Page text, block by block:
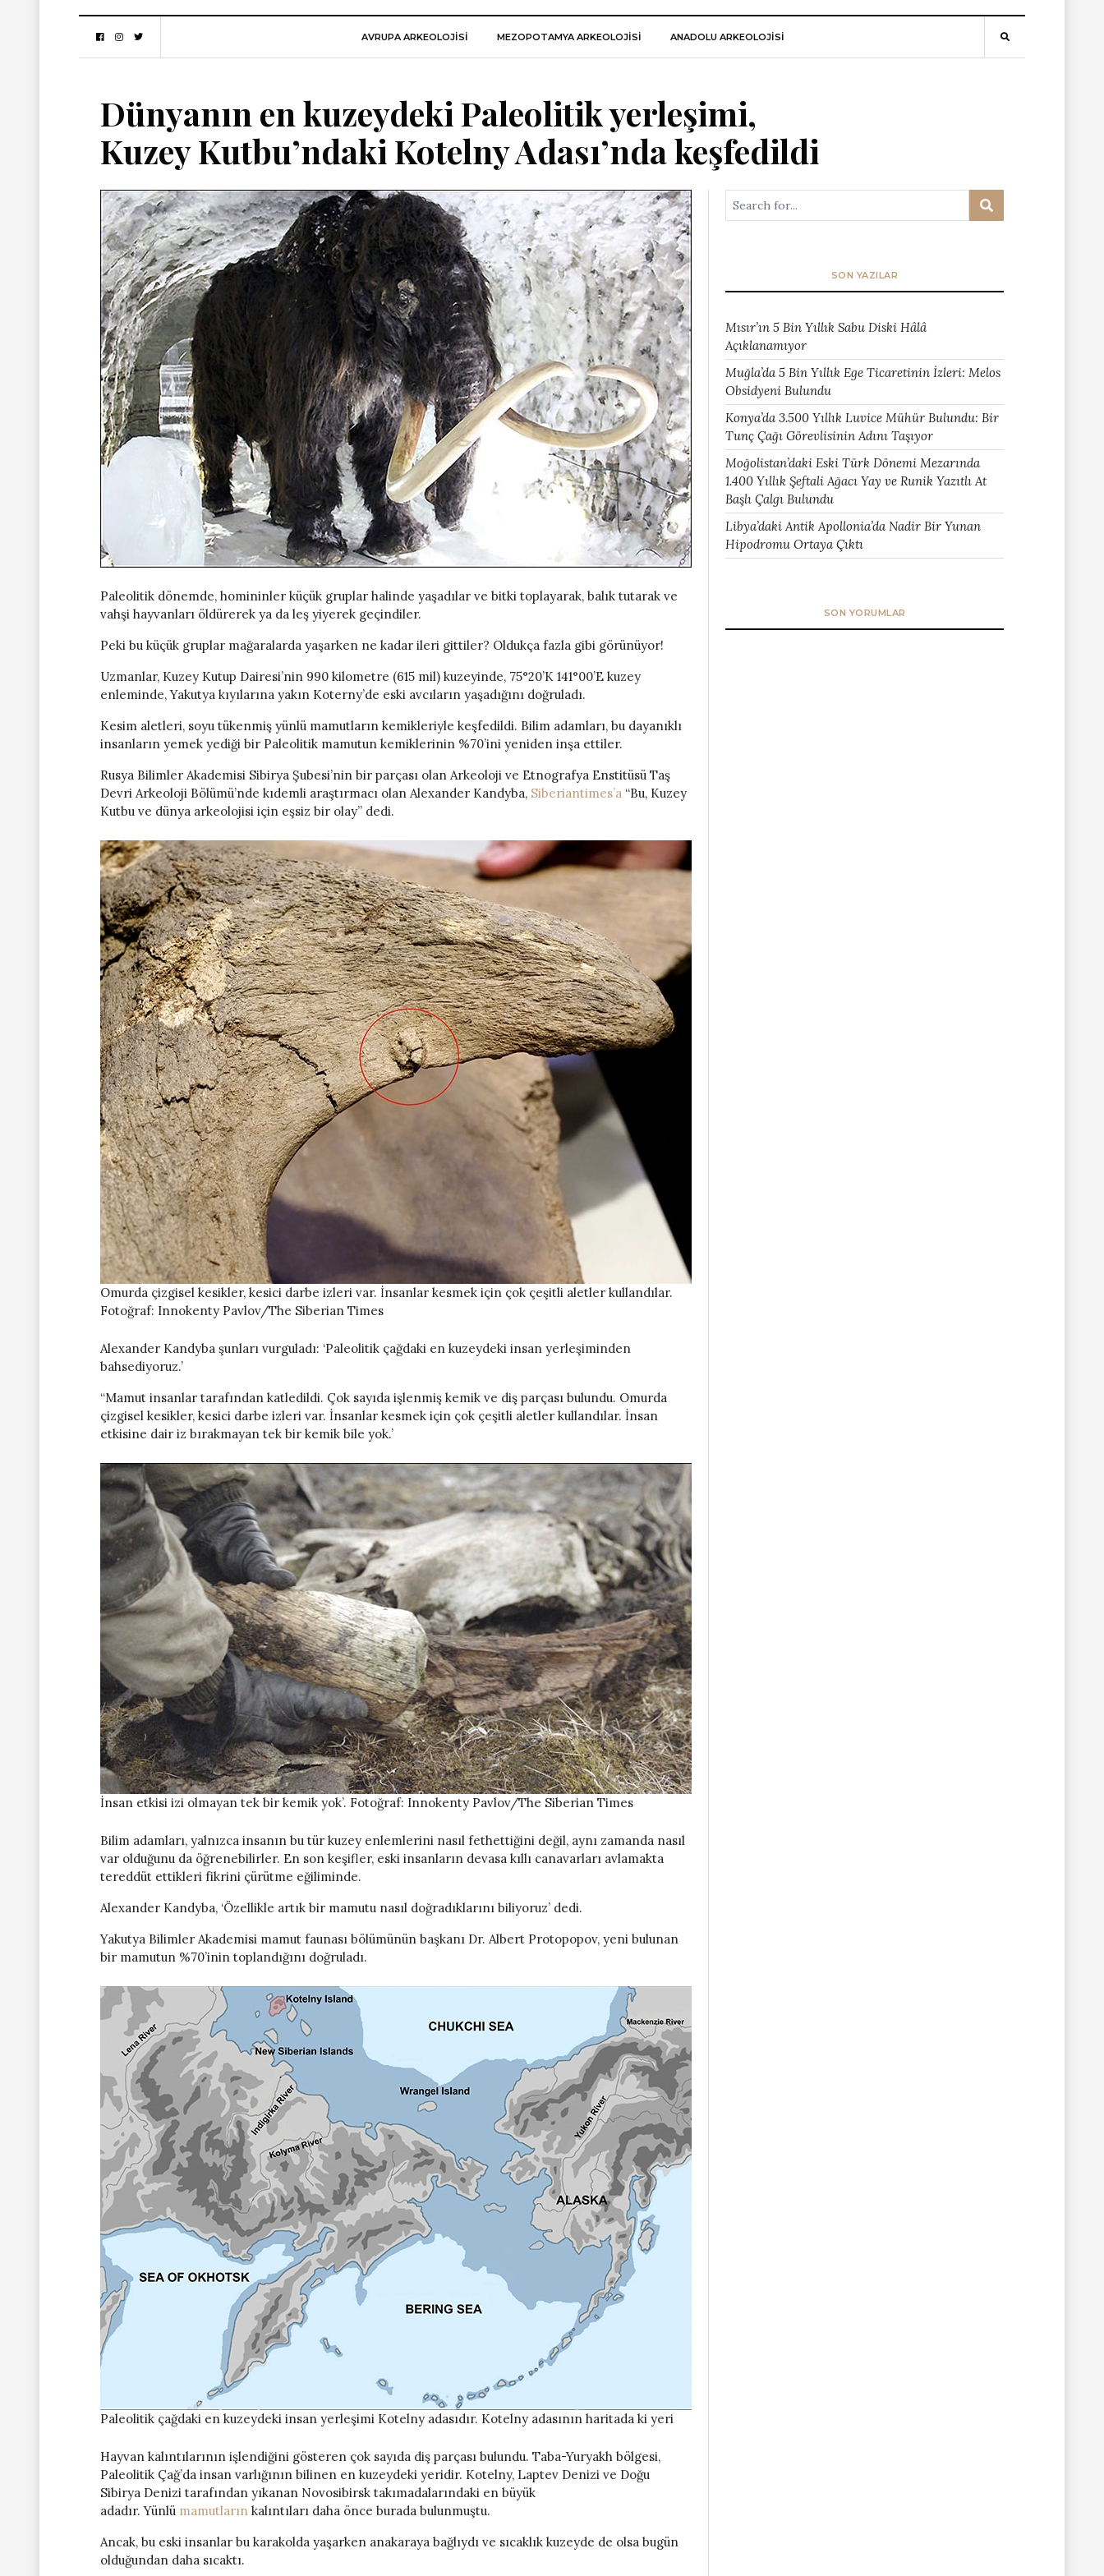
AVRUPA ARKEOLOJISI MEZOPOTAMYA ARKEOLOJISI ANADOLU ARKEOLOJİSİ
Dünyanın en kuzeydeki Paleolitik yerleşimi,
Kuzey Kutbu’ndaki Kotelny Adası’nda keşfedildi
Paleolitik dönemde, homininler küçük gruplar halinde yaşadılar ve bitki toplayarak, balık tutarak ve
vahşi hayvanları öldürerek ya da leş yiyerek geçindiler.
Peki bu küçük gruplar mağaralarda yaşarken ne kadar ileri gittiler? Oldukça fazla gibi görünüyor!
Uzmanlar, Kuzey Kutup Dairesi’nin 990 kilometre (615 mil) kuzeyinde, 75°20’K 141°00’E kuzey
enleminde, Yakutya kıyılarına yakın Koterny’de eski avcıların yaşadığını doğruladı.
Kesim aletleri, soyu tükenmiş yünlü mamutların kemikleriyle keşfedildi. Bilim adamları, bu dayanıklı
insanların yemek yediği bir Paleolitik mamutun kemiklerinin %70’ini yeniden inşa ettiler.
Rusya Bilimler Akademisi Sibirya Şubesi’nin bir parçası olan Arkeoloji ve Etnografya Enstitüsü Taş
Devri Arkeoloji Bölümü’nde kıdemli araştırmacı olan Alexander Kandyba, Siberiantimes’a “Bu, Kuzey
Kutbu ve dünya arkeolojisi için eşsiz bir olay” dedi.
Omurda çizgisel kesikler, kesici darbe izleri var. İnsanlar kesmek için çok çeşitli aletler kullandılar.
Fotoğraf: Innokenty Pavlov/The Siberian Times
Alexander Kandyba şunları vurguladı: ‘Paleolitik çağdaki en kuzeydeki insan yerleşiminden
bahsediyoruz.’
“Mamut insanlar tarafından katledildi. Çok sayıda işlenmiş kemik ve diş parçası bulundu. Omurda
çizgisel kesikler, kesici darbe izleri var. İnsanlar kesmek için çok çeşitli aletler kullandılar. İnsan
etkisine dair iz bırakmayan tek bir kemik bile yok.’
İnsan etkisi izi olmayan tek bir kemik yok’. Fotoğraf: Innokenty Pavlov/The Siberian Times
Bilim adamları, yalnızca insanın bu tür kuzey enlemlerini nasıl fethettiğini değil, aynı zamanda nasıl
var olduğunu da öğrenebilirler. En son keşifler, eski insanların devasa kıllı canavarları avlamakta
tereddüt ettikleri fikrini çürütme eğiliminde.
Alexander Kandyba, ‘Özellikle artık bir mamutu nasıl doğradıklarını biliyoruz’ dedi.
Yakutya Bilimler Akademisi mamut faunası bölümünün başkanı Dr. Albert Protopopov, yeni bulunan
bir mamutun %70’inin toplandığını doğruladı.
Paleolitik çağdaki en kuzeydeki insan yerleşimi Kotelny adasıdır. Kotelny adasının haritada ki yeri
Hayvan kalıntılarının işlendiğini gösteren çok sayıda diş parçası bulundu. Taba-Yuryakh bölgesi,
Paleolitik Çağ’da insan varlığının bilinen en kuzeydeki yeridir. Kotelny, Laptev Denizi ve Doğu
Sibirya Denizi tarafından yıkanan Novosibirsk takımadalarındaki en büyük
adadır. Yünlü mamutların kalıntıları daha önce burada bulunmuştu.
Ancak, bu eski insanlar bu karakolda yaşarken anakaraya bağlıydı ve sıcaklık kuzeyde de olsa bugün
olduğundan daha sıcaktı.
SON YAZILAR
Mısır’ın 5 Bin Yıllık Sabu Diski Hâlâ
Açıklanamıyor
Muğla’da 5 Bin Yıllık Ege Ticaretinin İzleri: Melos
Obsidyeni Bulundu
Konya’da 3.500 Yıllık Luvice Mühür Bulundu: Bir
Tunç Çağı Görevlisinin Adını Taşıyor
Moğolistan’daki Eski Türk Dönemi Mezarında
1.400 Yıllık Şeftali Ağacı Yay ve Runik Yazıtlı At
Başlı Çalgı Bulundu
Libya’daki Antik Apollonia’da Nadir Bir Yunan
Hipodromu Ortaya Çıktı
SON YORUMLAR